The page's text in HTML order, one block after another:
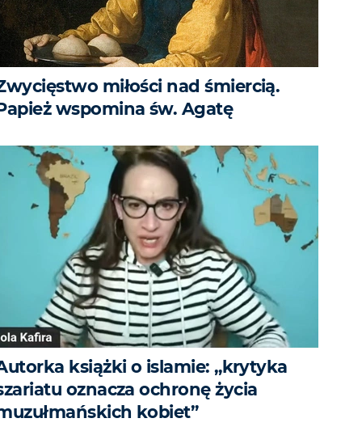
miłości nad śmiercią.
wspomina św. Agatę
książki o islamie: „krytyka
oznacza ochronę życia
kobiet”